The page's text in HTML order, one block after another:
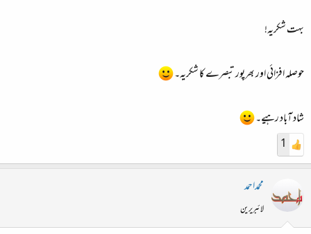
بہت شکریہ!
حوصلہ افزائی اور بھرپور تبصرے کا شکریہ۔
شاد آباد رہیے۔
1
محمداحمد
لائبریرین